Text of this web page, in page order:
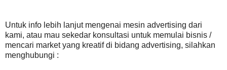
Untuk info lebih lanjut mengenai mesin advertising dari
kami, atau mau sekedar konsultasi untuk memulai bisnis /
mencari market yang kreatif di bidang advertising, silahkan
menghubungi :